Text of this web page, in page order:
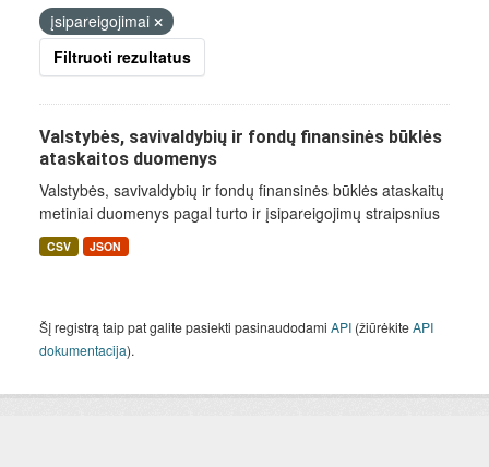
įsipareigojimai
Filtruoti rezultatus
Valstybės, savivaldybių ir fondų finansinės būklės
ataskaitos duomenys
Valstybės, savivaldybių ir fondų finansinės būklės ataskaitų
metiniai duomenys pagal turto ir įsipareigojimų straipsnius
CSV JSON
Šį registrą taip pat galite pasiekti pasinaudodami API (žiūrėkiteAPI
dokumentacija).